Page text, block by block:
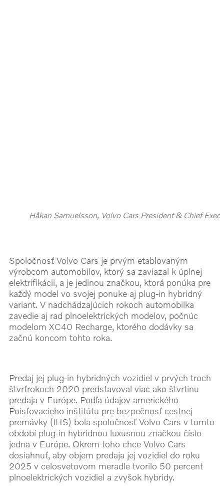
Håkan Samuelsson, Volvo Cars President & Chief
Spoločnosť Volvo Cars je prvým etablovaným
výrobcom automobilov, ktorý sa zaviazal k úplnej
elektrifikácii, a je jedinou značkou, ktorá ponúka pre
každý model vo svojej ponuke aj plug-in hybridný
variant. V nadchádzajúcich rokoch automobilka
zavedie aj rad plnoelektrických modelov, počnúc
modelom XC40 Recharge, ktorého dodávky sa
začnú koncom tohto roka.
Predaj jej plug-in hybridných vozidiel v prvých troch
štvrťrokoch 2020 predstavoval viac ako štvrtinu
predaja v Európe. Podľa údajov amerického
Poisťovacieho inštitútu pre bezpečnosť cestnej
premávky (IHS) bola spoločnosť Volvo Cars v tomto
období plug-in hybridnou luxusnou značkou číslo
jedna v Európe. Okrem toho chce Volvo Cars
dosiahnuť, aby objem predaja jej vozidiel do roku
2025 v celosvetovom meradle tvorilo 50 percent
plnoelektrických vozidiel a zvyšok hybridy.